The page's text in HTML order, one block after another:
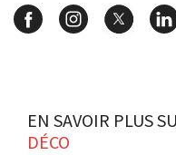
EN SAVOIR PLUS
DÉCO